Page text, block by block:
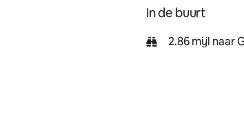
In de buurt
2.86 mijl naar